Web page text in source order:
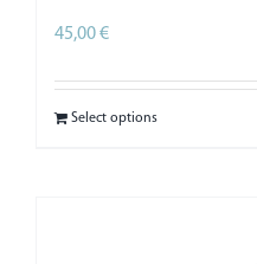
45,00€
Select options